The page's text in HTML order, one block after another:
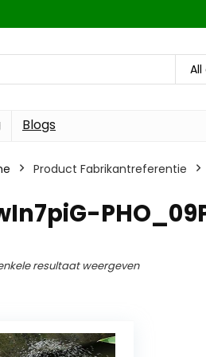
Blogs
Product Fabrikantreferentie
resultaat weergeven